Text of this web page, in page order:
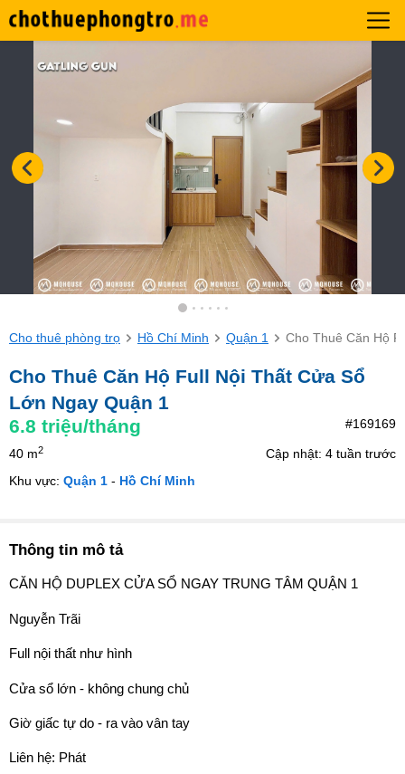
Cho thuê phòng trọ Hồ Chí Minh Quận 1 Cho Thuê Căn Hộ
Cho Thuê Căn Hộ Full Nội Thất Cửa Sổ
Lớn Ngay Quận 1
6.8 triệu/tháng #169169
40 m2
Cập nhật: 4 tuần trước
Khu vực: Quận 1 - Hồ Chí Minh
Thông tin mô tả
CĂN HỘ DUPLEX CỬA SỔ NGAY TRUNG TÂM QUẬN 1
Nguyễn Trãi
Full nội thất như hình
Cửa sổ lớn - không chung chủ
Giờ giấc tự do - ra vào vân tay
Liên hệ: Phát